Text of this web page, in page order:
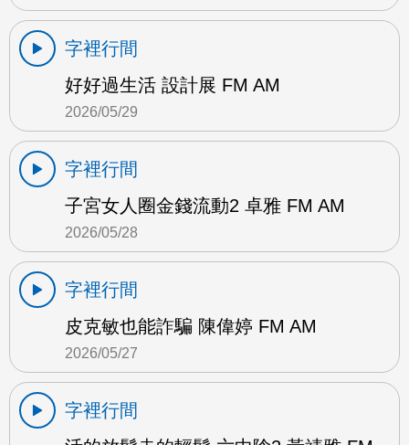
字裡行間
好好過生活 設計展 FM AM
2026/05/29
字裡行間
子宮女人圈金錢流動2 卓雅 FM AM
2026/05/28
字裡行間
皮克敏也能詐騙 陳偉婷 FM AM
2026/05/27
字裡行間